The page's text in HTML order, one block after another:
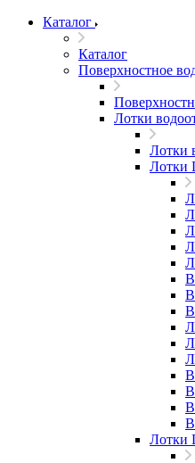
Каталог
Каталог
Поверхностное
Лотки
Лотки
Лотки
Лотки